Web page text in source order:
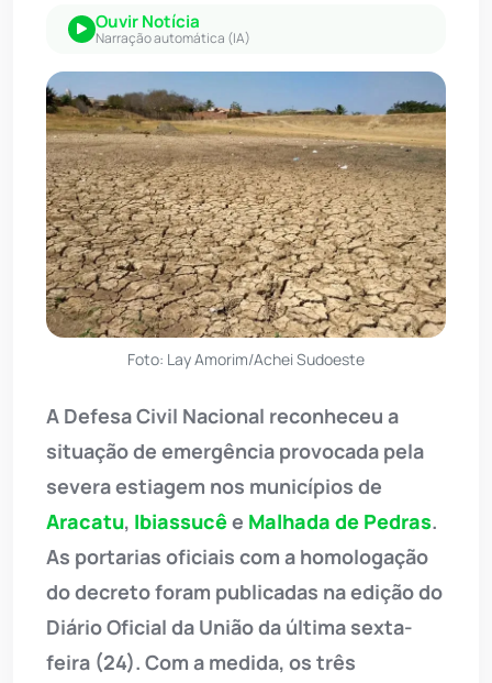
Ouvir Notícia
Narração automática (IA)
Foto: Lay Amorim/Achei Sudoeste
A Defesa Civil Nacional reconheceu a
situação de emergência provocada pela
severa estiagem nos municípios de
Aracatu, Ibiassucêe Malhada de Pedras.
As portarias oficiais com a homologação
do decreto foram publicadas na edição do
Diário Oficial da União da última sexta-
feira (24). Com a medida, os três